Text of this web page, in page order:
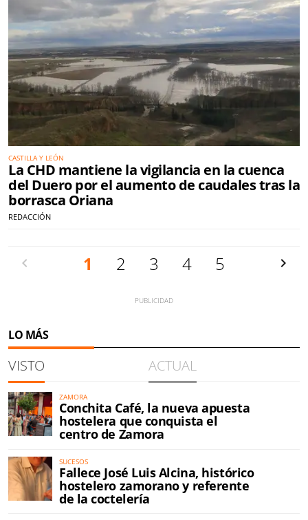
CASTILLA Y LEÓN
La CHD mantiene la vigilancia en la cuenca
del Duero por el aumento de caudales tras la
borrasca Oriana
REDACCIÓN
1 2 3 4 5
LO MÁS
VISTO ACTUAL
ZAMORA
Conchita Café, la nueva apuesta
hostelera que conquista el
centro de Zamora
SUCESOS
Fallece José Luis Alcina, histórico
hostelero zamorano y referente
de la coctelería